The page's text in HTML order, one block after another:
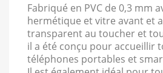
Fabriqué en PVC de 0,3 mm
hermétique et vitre avant et
transparent au toucher et
il a été conçu pour accueillir
téléphones portables et